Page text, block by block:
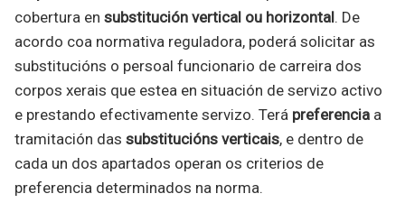
cobertura en substitución vertical ou horizontal. De
acordo coa normativa reguladora, poderá solicitar as
substitucións o persoal funcionario de carreira dos
corpos xerais que estea en situación de servizo activo
e prestando efectivamente servizo. Terá preferencia a
tramitación das substitucións verticais, e dentro de
cada un dos apartados operan os criterios de
preferencia determinados na norma.